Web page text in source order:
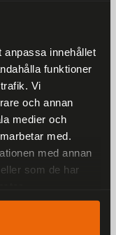
anpassa innehållet
funktioner
Vi
och annan
medier och
med.
med annan
som de har
från